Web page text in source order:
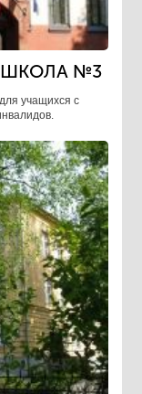
ШКОЛА №3
учащихся с